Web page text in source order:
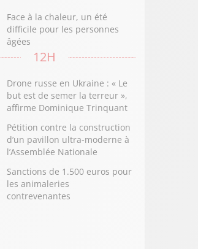
Face à la chaleur, un été
difficile pour les personnes
âgées
12H
Drone russe en Ukraine : « Le
but est de semer la terreur »,
affirme Dominique Trinquant
Pétition contre la construction
d’un pavillon ultra-moderne à
l’Assemblée Nationale
Sanctions de 1.500 euros pour
les animaleries
contrevenantes